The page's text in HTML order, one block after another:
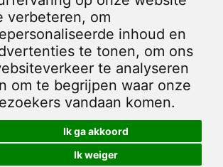
verbeteren, om
inhoud en
te tonen, om ons
te analyseren
om te begrijpen waar onze
vandaan komen.
Ik ga akkoord
Ik weiger